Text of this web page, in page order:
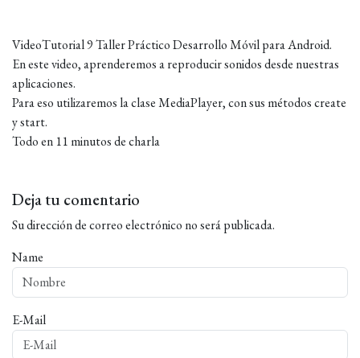
VideoTutorial 9 Taller Práctico Desarrollo Móvil para Android.
En este video, aprenderemos a reproducir sonidos desde nuestras
aplicaciones.
Para eso utilizaremos la clase MediaPlayer, con sus métodos create
y start.
Todo en 11 minutos de charla
Deja tu comentario
Su dirección de correo electrónico no será publicada.
Name
E-Mail